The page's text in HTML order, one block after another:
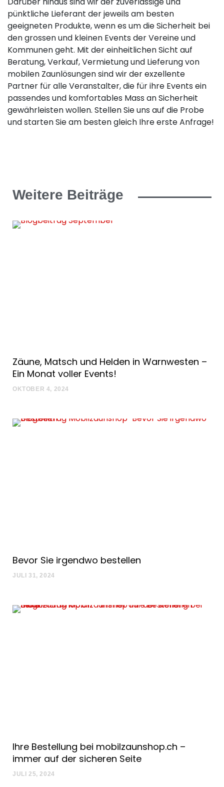
pünktliche Lieferant der jeweils am besten
geeigneten Produkte, wenn es um die Sicherheit bei
den grossen und kleinen Events der Vereine und
Kommunen geht. Mit der einheitlichen Sicht auf
Beratung, Verkauf, Vermietung und Lieferung von
mobilen Zaunlösungen sind wir der exzellente
Partner für alle Veranstalter, die für ihre Events ein
passendes und komfortables Mass an Sicherheit
gewährleisten wollen. Stellen Sie uns auf die Probe
und starten Sie am besten gleich Ihre erste Anfrage!
Weitere Beiträge
Zäune, Matsch und Helden in Warnwesten –
Ein Monat voller Events!
OKTOBER 4, 2024
Bevor Sie irgendwo bestellen
JULI 31, 2024
Ihre Bestellung bei mobilzaunshop.ch –
immer auf der sicheren Seite
JULI 25, 2024